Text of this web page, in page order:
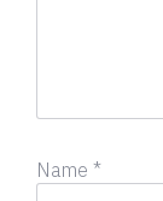
Name *